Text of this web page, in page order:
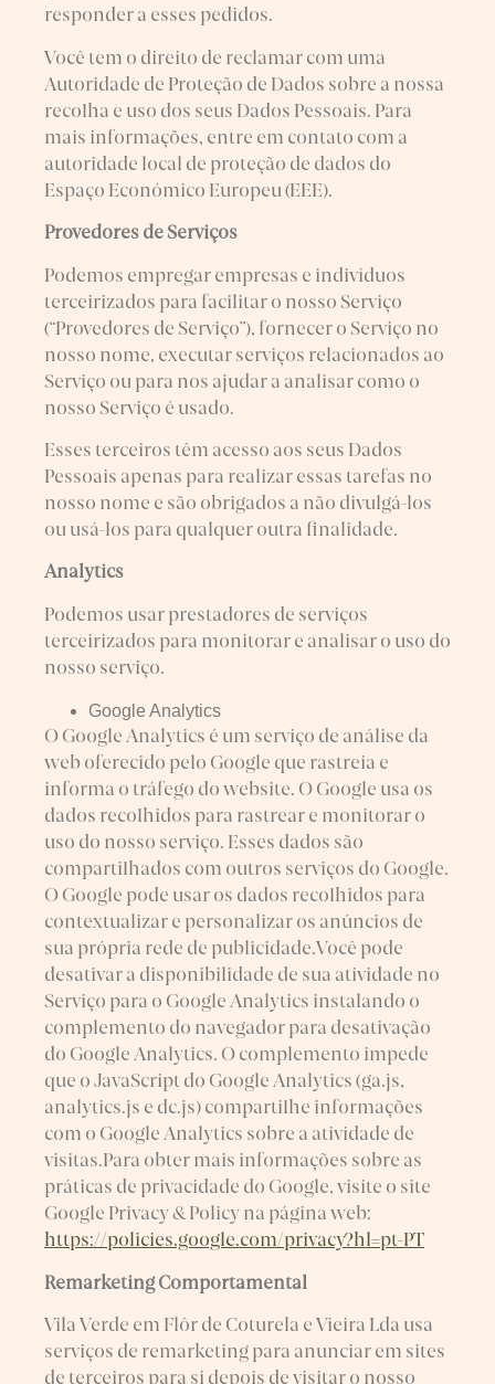
responder a esses pedidos.
Você tem o direito de reclamar com uma
Autoridade de Proteção de Dados sobre a nossa
recolha e uso dos seus Dados Pessoais. Para
mais informações, entre em contato com a
autoridade local de proteção de dados do
Espaço Económico Europeu (EEE).
Provedores de Serviços
Podemos empregar empresas e indivíduos
terceirizados para facilitar o nosso Serviço
(“Provedores de Serviço”), fornecer o Serviço no
nosso nome, executar serviços relacionados ao
Serviço ou para nos ajudar a analisar como o
nosso Serviço é usado.
Esses terceiros têm acesso aos seus Dados
Pessoais apenas para realizar essas tarefas no
nosso nome e são obrigados a não divulgá-los
ou usá-los para qualquer outra finalidade.
Analytics
Podemos usar prestadores de serviços
terceirizados para monitorar e analisar o uso do
nosso serviço.
Google Analytics
O Google Analytics é um serviço de análise da
web oferecido pelo Google que rastreia e
informa o tráfego do website. O Google usa os
dados recolhidos para rastrear e monitorar o
uso do nosso serviço. Esses dados são
compartilhados com outros serviços do Google.
O Google pode usar os dados recolhidos para
contextualizar e personalizar os anúncios de
sua própria rede de publicidade.Você pode
desativar a disponibilidade de sua atividade no
Serviço para o Google Analytics instalando o
complemento do navegador para desativação
do Google Analytics. O complemento impede
que o JavaScript do Google Analytics (ga.js,
analytics.js e dc.js) compartilhe informações
com o Google Analytics sobre a atividade de
visitas.Para obter mais informações sobre as
práticas de privacidade do Google, visite o site
Google Privacy & Policy na página web:
https://policies.google.com/privacy?hl=pt-PT
Remarketing Comportamental
Vila Verde em Flôr de Coturela e Vieira Lda usa
serviços de remarketing para anunciar em sites
de terceiros para si depois de visitar o nosso